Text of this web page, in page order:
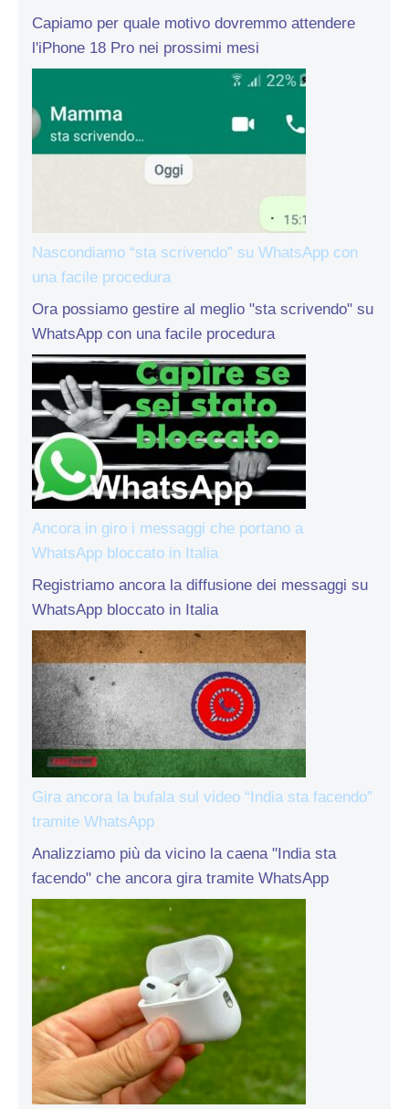
Capiamo per quale motivo dovremmo attendere
l'iPhone 18 Pro nei prossimi mesi
Nascondiamo “sta scrivendo” su WhatsApp con
una facile procedura
Ora possiamo gestire al meglio "sta scrivendo" su
WhatsApp con una facile procedura
Ancora in giro i messaggi che portano a
WhatsApp bloccato in Italia
Registriamo ancora la diffusione dei messaggi su
WhatsApp bloccato in Italia
Gira ancora la bufala sul video “India sta facendo”
tramite WhatsApp
Analizziamo più da vicino la caena "India sta
facendo" che ancora gira tramite WhatsApp